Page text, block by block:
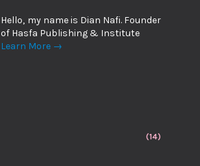
Hello, my name is Dian Nafi. Founder
of Hasfa Publishing & Institute
Learn More →
(14)